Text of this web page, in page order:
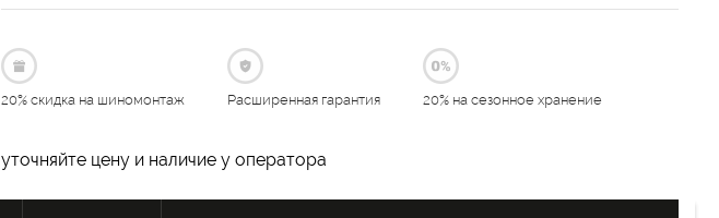
20% скидка на шиномонтаж Расширенная гарантия 20% на сезонное хранение
уточняйте цену и наличие у оператора